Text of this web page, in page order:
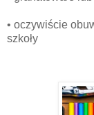
• oczywiście
szkoły